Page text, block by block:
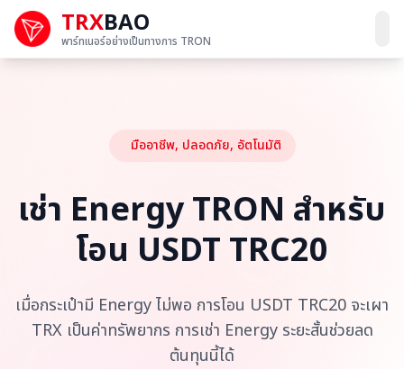
TRXBAO
พาร์ทเนอร์อย่างเป็นทางการ TRON
มืออาชีพ, ปลอดภัย, อัตโนมัติ
เช่า Energy TRON สำหรับ
โอน USDT TRC20
เมื่อกระเป๋ามี Energy ไม่พอ การโอน USDT TRC20 จะเผา
TRX เป็นค่าทรัพยากร การเช่า Energy ระยะสั้นช่วยลด
ต้นทุนนี้ได้